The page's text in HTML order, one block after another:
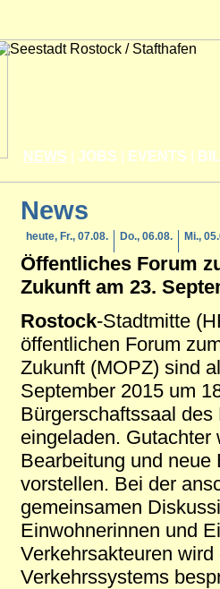
NEWS JOBS EVENTS
News
heute, Fr., 07.08. Do., 06.08. Mi.,
Öffentliches Forum
Zukunft am 23.
Rostock-Stadtmitte
öffentlichen Forum
Zukunft (MOPZ) sind
September 2015 um
Bürgerschaftssaal
eingeladen. Gutachter
Bearbeitung und neue
vorstellen. Bei der
gemeinsamen
Einwohnerinnen und
Verkehrsakteuren
Verkehrssystems